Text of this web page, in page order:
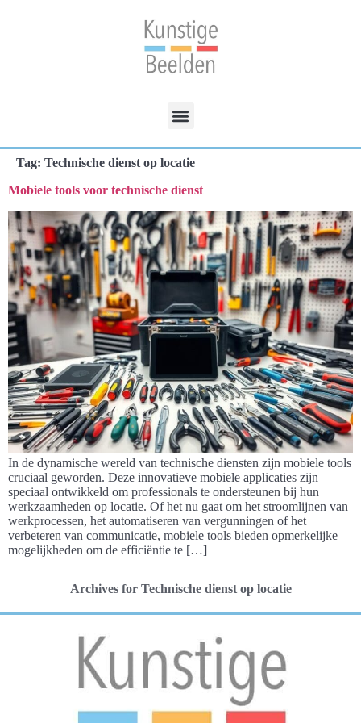
Tag: Technische dienst op locatie
Mobiele tools voor technische dienst
In de dynamische wereld van technische diensten zijn mobiele tools
cruciaal geworden. Deze innovatieve mobiele applicaties zijn
speciaal ontwikkeld om professionals te ondersteunen bij hun
werkzaamheden op locatie. Of het nu gaat om het stroomlijnen van
werkprocessen, het automatiseren van vergunningen of het
verbeteren van communicatie, mobiele tools bieden opmerkelijke
mogelijkheden om de efficiëntie te […]
Archives for Technische dienst op locatie